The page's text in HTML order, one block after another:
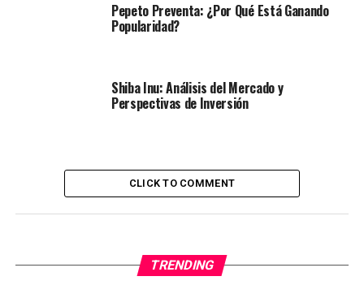
Pepeto Preventa: ¿Por Qué Está Ganando
Popularidad?
Shiba Inu: Análisis del Mercado y
Perspectivas de Inversión
CLICK TO COMMENT
TRENDING